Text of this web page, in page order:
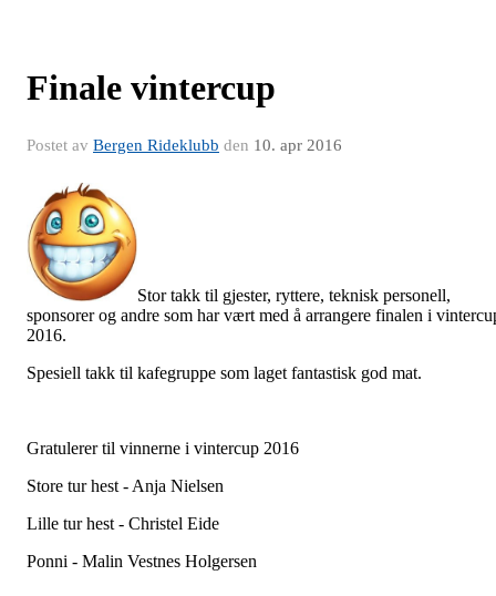
Finale vintercup
Postet av Bergen Rideklubb den 10. apr 2016
Stor takk til gjester, ryttere, teknisk personell,
sponsorer og andre som har vært med å arrangere finalen i
2016.
Spesiell takk til kafegruppe som laget fantastisk god mat.
Gratulerer til vinnerne i vintercup 2016
Store tur hest - Anja Nielsen
Lille tur hest - Christel Eide
Ponni - Malin Vestnes Holgersen